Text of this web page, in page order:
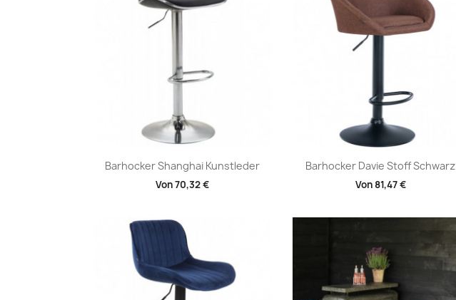
Barhocker Shanghai Kunstleder
Von70,32 €
Vorschau Barhocker Davie Stoff Schwarz
Von 81,47 €
Vorschau